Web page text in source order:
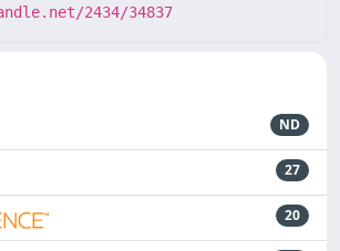
2434/34837
ND
27
20